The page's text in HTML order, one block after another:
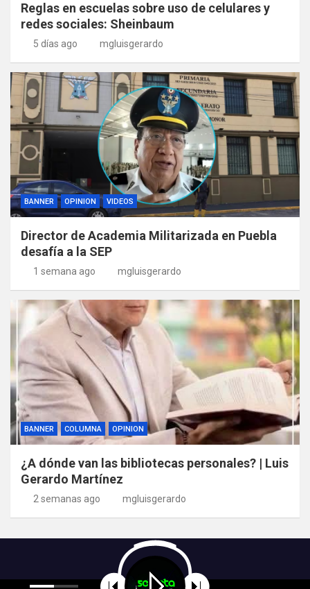
Reglas en escuelas sobre uso de celulares y
redes sociales: Sheinbaum
5 días ago mgluisgerardo
BANNER OPINION VIDEOS
Director de Academia Militarizada en Puebla
desafía a la SEP
1 semana ago mgluisgerardo
BANNER COLUMNA OPINION
¿A dónde van las bibliotecas personales? | Luis
Gerardo Martínez
2 semanas ago mgluisgerardo